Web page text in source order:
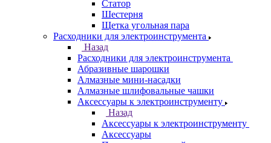
Статор
Шестерня
Щетка угольная пара
Расходники для электроинструмента
Назад
Расходники для электроинструмента
Абразивные шарошки
Алмазные мини-насадки
Алмазные шлифовальные чашки
Аксессуары к электроинструменту
Назад
Аксессуары к электроинструменту
Аксессуары